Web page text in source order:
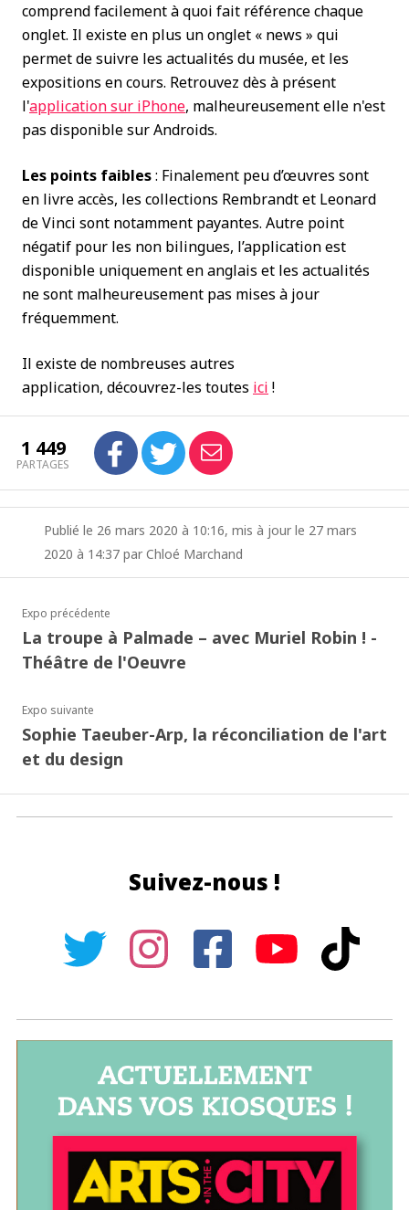
comprend facilement à quoi fait référence chaque
onglet. Il existe en plus un onglet « news » qui
permet de suivre les actualités du musée, et les
expositions en cours. Retrouvez dès à présent
l'application sur iPhone, malheureusement elle n'est
pas disponible sur Androids.
Les points faibles: Finalement peu d’œuvres sont
en livre accès, les collections Rembrandt et Leonard
de Vinci sont notamment payantes. Autre point
négatif pour les non bilingues, l’application est
disponible uniquement en anglais et les actualités
ne sont malheureusement pas mises à jour
fréquemment.
Il existe de nombreuses autres
application, découvrez-les toutes ici !
1 449
PARTAGES
Publié le 26 mars 2020 à 10:16, mis à jour le 27 mars
2020 à 14:37 par Chloé Marchand
Expo précédente
La troupe à Palmade – avec Muriel Robin ! -
Théâtre de l'Oeuvre
Expo suivante
Sophie Taeuber-Arp, la réconciliation de l'art
et du design
Suivez-nous !